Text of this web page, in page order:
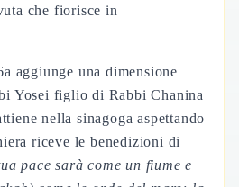
che fiorisce in
aggiunge una dimensione
Yosei figlio di Rabbi Chanina
nella sinagoga aspettando
riceve le benedizioni di
pace sarà come un fiume e